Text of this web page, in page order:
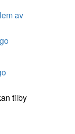
av
tilby